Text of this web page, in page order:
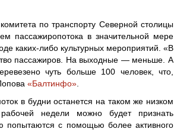
по транспорту Северной столицы
пассажиропотока в значительной мере
каких-либо культурных мероприятий. «В
пассажиров. На выходные — меньше. А
чуть больше 100 человек, что,
«Балтинфо»
в будни останется на таком же низком
недели можно будет признать
попытаются с помощью более активного